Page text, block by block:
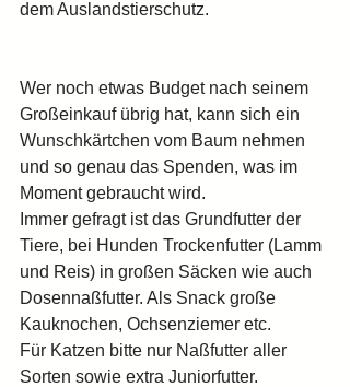
dem Auslandstierschutz.
Wer noch etwas Budget nach seinem
Großeinkauf übrig hat, kann sich ein
Wunschkärtchen vom Baum nehmen
und so genau das Spenden, was im
Moment gebraucht wird.
Immer gefragt ist das Grundfutter der
Tiere, bei Hunden Trockenfutter (Lamm
und Reis) in großen Säcken wie auch
Dosennaßfutter. Als Snack große
Kauknochen, Ochsenziemer etc.
Für Katzen bitte nur Naßfutter aller
Sorten sowie extra Juniorfutter.